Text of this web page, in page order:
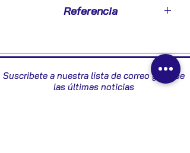
Referencia
Suscribete a nuestra lista de correo y recibe
las últimas noticias